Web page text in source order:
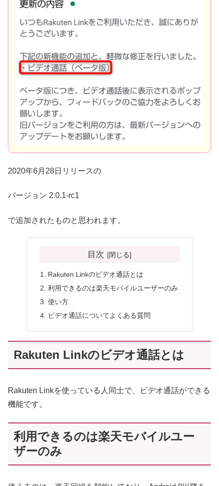
2020年6月28日リリースの
バージョン 2.0.1-rc1
で追加されたものと思われます。
目次
Rakuten Linkのビデオ通話とは
利用できるのは楽天モバイルユーザーのみ
使い方
ビデオ通話についてよくある質問
Rakuten Linkのビデオ通話とは
Rakuten Linkを使っている人同士で、ビデオ通話ができる
機能です。
利用できるのは楽天モバイルユー
ザーのみ